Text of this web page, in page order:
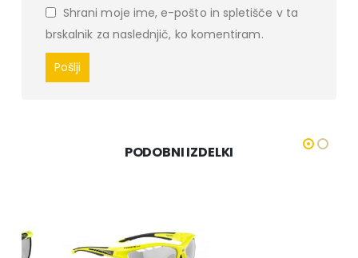
Shrani moje ime, e-pošto in spletišče v ta
brskalnik za naslednjič, ko komentiram.
PODOBNI IZDELKI